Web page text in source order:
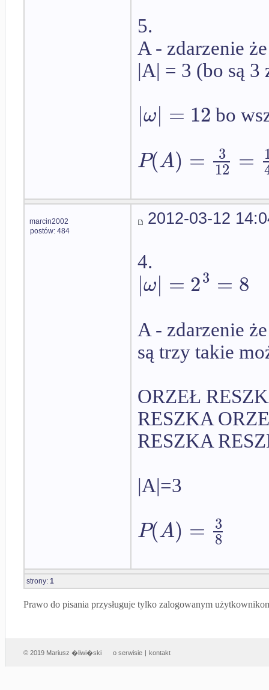
5.
A - zdarzenie
|A| = 3 (bo są 3
|ω| = 12 bo
P(A) = 3
12 =
marcin2002
postów: 484
2012-03-12
4.
|ω| = 23 = 8
A - zdarzenie
są trzy takie
ORZEŁ
RESZKA
RESZKA
|A|=3
P(A) = 3
8
strony: 1
Prawo do pisania przysługuje tylko zalogowanym
© 2019 Mariusz �liwi�ski o serwisie | kontakt